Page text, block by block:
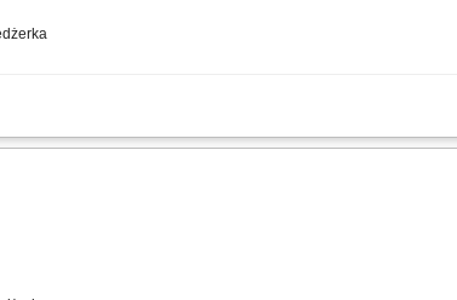
o sprawdzony model biznesowy. Dbanie o wysoką jakość